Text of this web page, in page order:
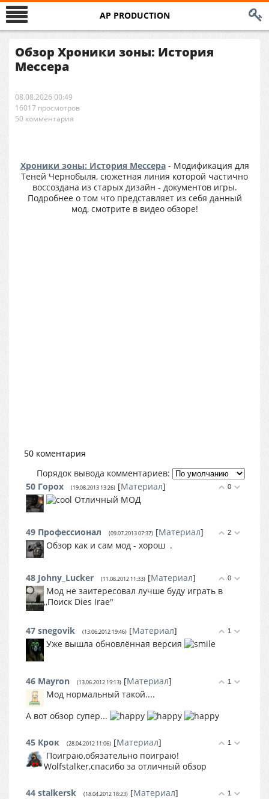
AP PRODUCTION
Обзор Хроники зоны: История
Мессера
08.08.2026 00:49
16017 просмотров
50 комментария
Хроники зоны: История Мессера- Модификация для
Теней Чернобыля, сюжетная линия которой частично
воссоздана из старых дизайн - документов игры.
Подробнее о том что представляет из себя данный
мод, смотрите в видео обзоре!
50 коментария
Порядок вывода комментариев:
0
50 Горох (19.08.2013 13:26) [Материал]
Отличный МОД
2
49 Профессионал (09.07.2013 07:37) [Материал]
Обзор как и сам мод - хорош .
0
48 Johny_Lucker (11.08.2012 11:33) [Материал]
Мод не заитересовал лучше буду играть в
,,Поиск Dies Irae"
1
47 snegovik (13.06.2012 19:46) [Материал]
Уже вышла обновлённая версия
1
46 Mayron (13.06.2012 19:13) [Материал]
Мод нормальный такой....
А вот обзор супер...
1
45 Крок (28.04.2012 11:06) [Материал]
Поиграю,обязательно поиграю!
Wolfstalker,спасибо за отличный обзор
1
44 stalkersk (18.04.2012 18:23) [Материал]